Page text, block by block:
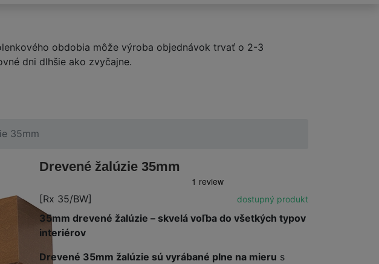
obdobia môže výroba objednávok trvať o 2-3
dni dlhšie ako zvyčajne.
35mm
Drevené žalúzie 35mm
[Rx 35/BW] dostupný produkt
35mm drevené žalúzie – skvelá voľba do všetkých typov
interiérov
Drevené 35mm žalúzie sú vyrábané plne na mieru s